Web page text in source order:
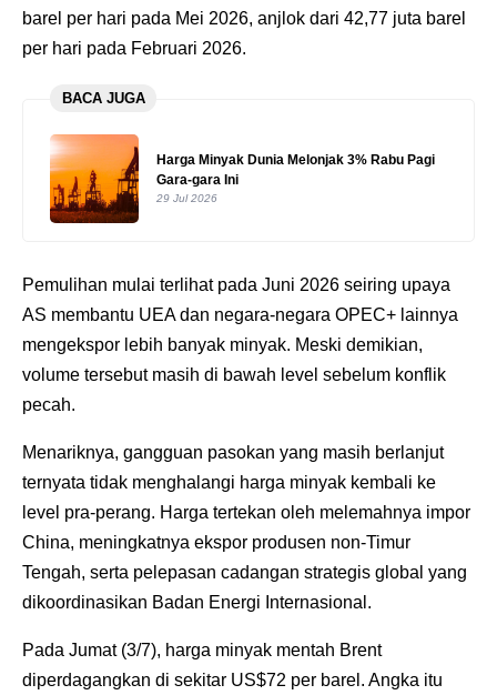
barel per hari pada Mei 2026, anjlok dari 42,77 juta barel
per hari pada Februari 2026.
BACA JUGA
Harga Minyak Dunia Melonjak 3% Rabu Pagi
Gara-gara Ini
29 Jul 2026
Pemulihan mulai terlihat pada Juni 2026 seiring upaya
AS membantu UEA dan negara-negara OPEC+ lainnya
mengekspor lebih banyak minyak. Meski demikian,
volume tersebut masih di bawah level sebelum konflik
pecah.
Menariknya, gangguan pasokan yang masih berlanjut
ternyata tidak menghalangi harga minyak kembali ke
level pra-perang. Harga tertekan oleh melemahnya impor
China, meningkatnya ekspor produsen non-Timur
Tengah, serta pelepasan cadangan strategis global yang
dikoordinasikan Badan Energi Internasional.
Pada Jumat (3/7), harga minyak mentah Brent
diperdagangkan di sekitar US$72 per barel. Angka itu